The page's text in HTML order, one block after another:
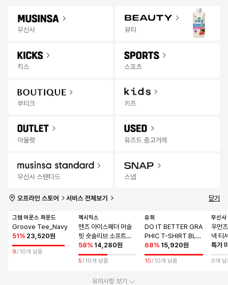
아울렛 상품을 검색해 보세요.
추천 랭킹 세일
한정수량
그램 아운스 파운드
Groove Tee_Navy
51% 23,520원
9/10개 남음
한정수량
젝시믹스
맨즈 아이스페더 머슬
핏 숏슬리브 소프트네
이비
58% 14,280원
5/10개 남음
유희
DO IT BETTER GRA
PHIC T-SHIRT BLA
CK
68% 15,920원
10/10개 남음
특가
무신사
우먼
넥 티
이]
특가
0개 남
유의사항 보기
Menu
닫기
무신사 앱 설치하고 다양한 혜택과 코디 팁을 받아보세요! 앱 열기